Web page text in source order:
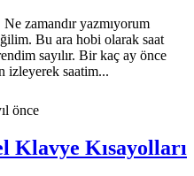
Ne zamandır yazmıyorum
Bu ara hobi olarak saat
sayılır. Bir kaç ay önce
izleyerek saatim...
önce
Klavye Kısayolları